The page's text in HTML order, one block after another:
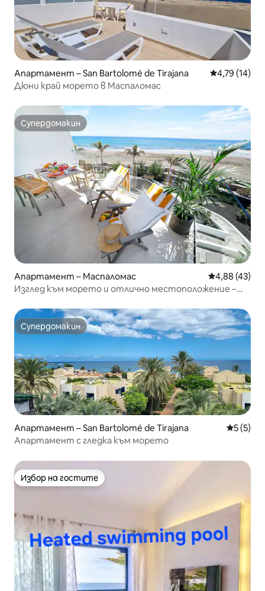
Апартамент – San Bartolomé de Tirajana Средна
4,79 (14)
Дюни край морето в Маспаломас
Супердомакин
Супердомакин
Апартамент – Маспаломас Средна
4,88 (43)
Изглед към морето и отлично местоположение –
Супердомакин
Супердомакин
Апартамент – San Bartolomé de Tirajana Средна
5 (5)
Апартамент с гледка към морето
Избор на гостите
Избор на гостите